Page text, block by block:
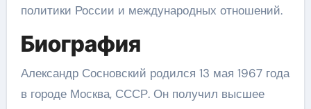
политики России и международных отношений.
Биография
Александр Сосновский родился 13 мая 1967 года
в городе Москва, СССР. Он получил высшее